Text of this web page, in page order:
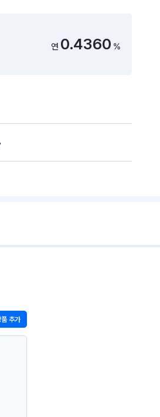
연 0.4360 %
품 추가